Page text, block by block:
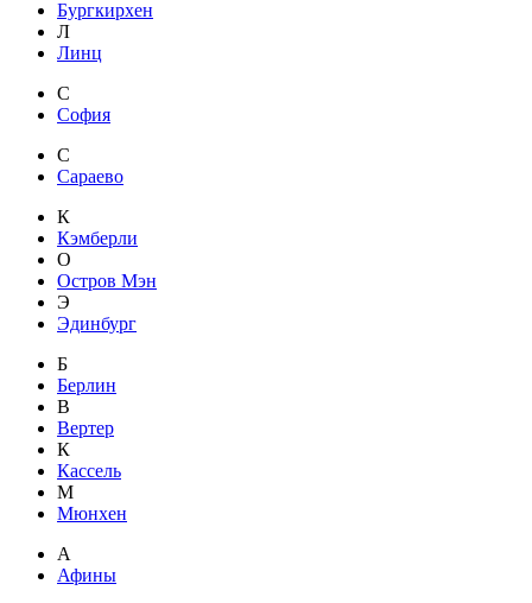
Бургкирхен
Л
Линц
С
София
С
Сараево
К
Кэмберли
О
Остров Мэн
Э
Эдинбург
Б
Берлин
В
Вертер
К
Кассель
М
Мюнхен
А
Афины